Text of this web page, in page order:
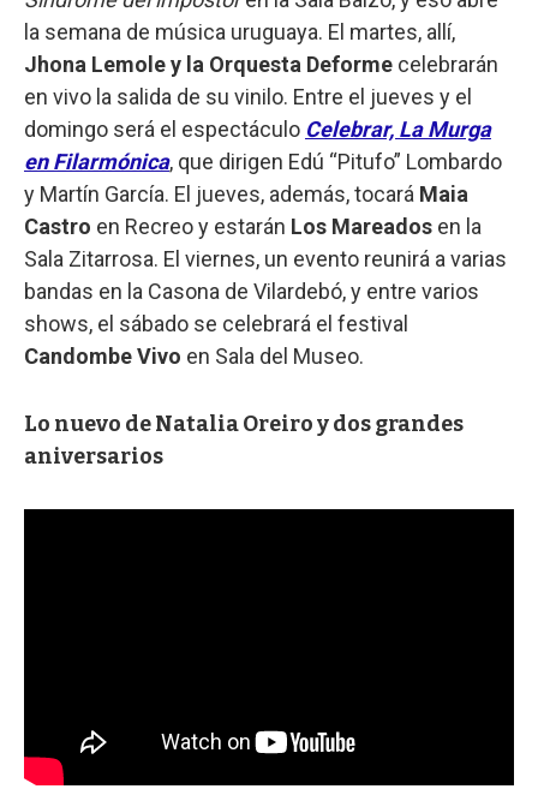
la semana de música uruguaya. El martes, allí,
Jhona Lemole y la Orquesta Deforme celebrarán
en vivo la salida de su vinilo. Entre el jueves y el
domingo será el espectáculo Celebrar, La Murga
en Filarmónica, que dirigen Edú “Pitufo” Lombardo
y Martín García. El jueves, además, tocará Maia
Castro en Recreo y estarán Los Mareados en la
Sala Zitarrosa. El viernes, un evento reunirá a varias
bandas en la Casona de Vilardebó, y entre varios
shows, el sábado se celebrará el festival
Candombe Vivo en Sala del Museo.
Lo nuevo de Natalia Oreiro y dos grandes
aniversarios